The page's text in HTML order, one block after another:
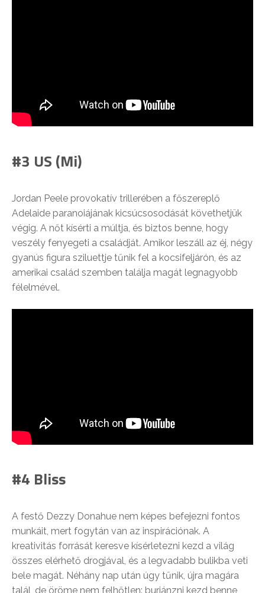
#3 US (Mi)
Jordan Peele provokatív trillerében a főszereplő
Adelaide paranoiájának kicsúcsosodását követhetjük
végig. A nőt kísérti a múltja, és biztos benne, hogy
veszély fenyegeti a családját. Amikor leszáll az éj, négy
gyanús figura sziluettje tűnik fel a kocsifeljárón, és az
amerikai család szemben találja magát legnagyobb
félelmével.
#4 Bliss
A festő Dezzy Donahue nem képes befejezni fontos
munkáit, mert fogytán van az inspirációnak. A
kreativitás forrását keresve kísérletezni kezd a világ
összes elérhető drogjával, és a legvadabb bulikba veti
bele magát. Néhány nap után úgy tűnik, újra magára
talál, de öröme nem felhőtlen: burjánzni kezd benne